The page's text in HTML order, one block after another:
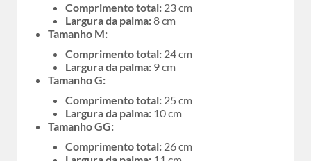
Comprimento total: 23 cm
Largura da palma:8 cm
Tamanho M:
Comprimento total: 24 cm
Largura da palma: 9 cm
Tamanho G:
Comprimento total: 25 cm
Largura da palma: 10 cm
Tamanho GG:
Comprimento total: 26 cm